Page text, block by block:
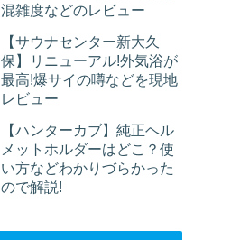
混雑度などのレビュー
【サウナセンター新大久
保】リニューアル!外気浴が
最高!爆サイの噂などを現地
レビュー
【ハンターカブ】純正ヘル
メットホルダーはどこ？使
い方などわかりづらかった
ので解説!